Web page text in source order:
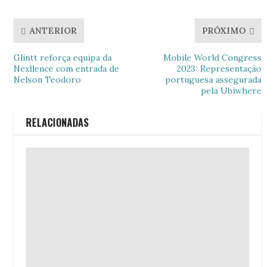
ANTERIOR
Glintt reforça equipa da
Nexllence com entrada de
Nelson Teodoro
PRÓXIMO
Mobile World Congress
2023: Representação
portuguesa assegurada
pela Ubiwhere
RELACIONADAS